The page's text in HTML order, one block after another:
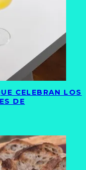
CELEBRAN LOS
DE